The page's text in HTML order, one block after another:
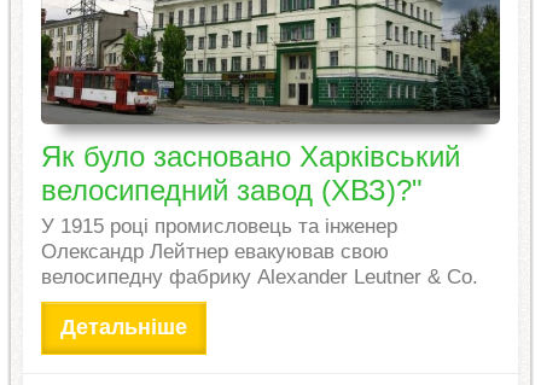
Як було засновано Харківський
велосипедний завод (ХВЗ)?"
У 1915 році промисловець та інженер
Олександр Лейтнер евакуював свою
велосипедну фабрику Alexander Leutner & Co.
Детальніше